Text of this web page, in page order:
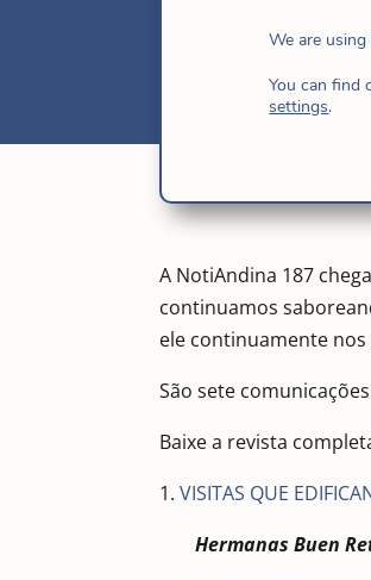
A NotiAndina 187
continuamos
ele continuamente nos
São sete
Baixe a revista
1.VISITAS QUE
Hermanas Buen
We are
You can find
settings.